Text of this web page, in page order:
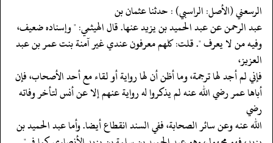
‏‏‏‏الرسعني (الأصل: الراسبي) : حدثنا عثمان بن
‏‏‏‏عبد الرحمن عن عبد الحميد بن يزيد عنها. قال الهيثمي: " وإسناده ضعيف،
‏‏‏‏وفيه من لا يعرف ". قلت: كلهم معرفون عندي غير آمنة بنت عمر بن عبد
العزيز،
‏‏‏‏فإني لم أجد لها ترجمة، وما أظن أن لها رواية أو لقاء مع أحد الأصحاب، فإن
‏‏‏‏أباها عمر رضي الله عنه لم يذكروا له رواية عنهم إلا عن أنس لتأخر وفاته
رضي
‏‏‏‏الله عنه وعن سائر الصحابة، ففي السند انقطاع أيضا. وأما عبد الحميد بن